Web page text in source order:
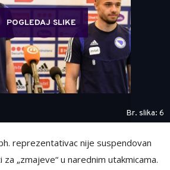
POGLEDAJ SLIKE
Br. slika: 6
reprezentativac nije suspendovan
„zmajeve“ u narednim utakmicama.